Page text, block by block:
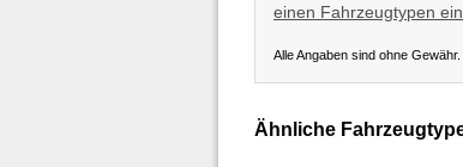
einen Fahrzeugtypen
Alle Angaben sind ohne
Ähnliche